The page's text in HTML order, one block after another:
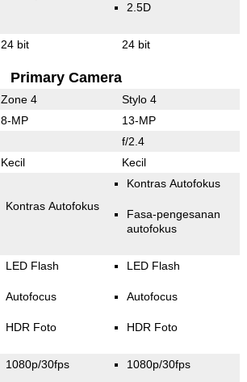
2.5D
24 bit 24 bit
Primary Camera
Zone 4 Stylo 4
8-MP 13-MP
f/2.4
Kecil Kecil
Kontras Autofokus
Kontras Autofokus
Fasa-pengesanan
autofokus
LED Flash
Autofocus
HDR Foto
LED Flash
Autofocus
HDR Foto
1080p/30fps 1080p/30fps